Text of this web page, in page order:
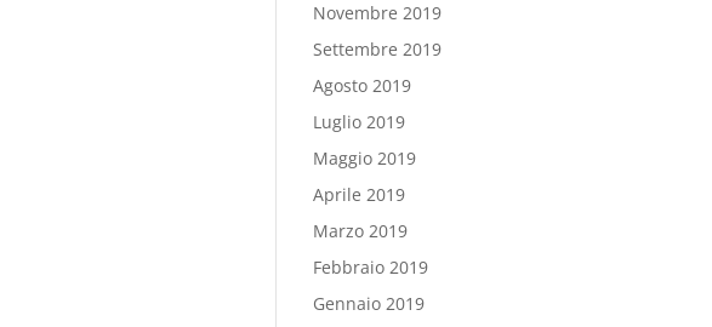
Novembre 2019
Settembre 2019
Agosto 2019
Luglio 2019
Maggio 2019
Aprile 2019
Marzo 2019
Febbraio 2019
Gennaio 2019